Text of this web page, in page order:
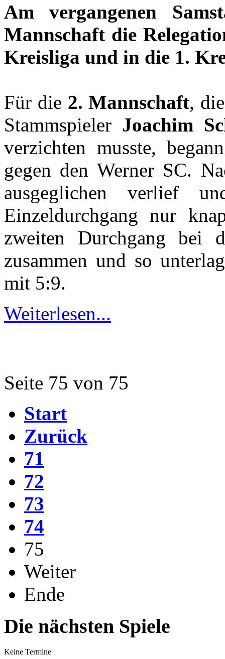
Am vergangenen
Mannschaft die
Kreisliga und in die 1.
Für die 2. Mannschaft,
Stammspieler Joachim
verzichten musste,
gegen den Werner SC.
ausgeglichen verlief
Einzeldurchgang nur
zweiten Durchgang bei
zusammen und so
mit 5:9.
Weiterlesen...
Seite 75 von 75
Start
Zurück
71
72
73
74
75
Weiter
Ende
Die nächsten Spiele
Keine Termine